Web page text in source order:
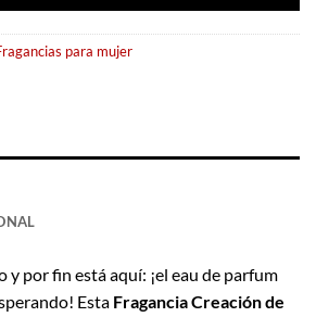
para mujer
y por fin está aquí: ¡el eau de parfum
Esta Fragancia Creación de